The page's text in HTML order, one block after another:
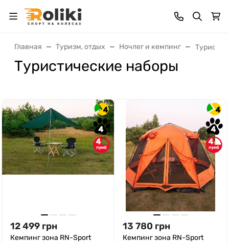
Главная Туризм, отдых Ночлег и кемпинг
Туристические наборы
4
4
4
12 499 грн
Кемпинг зона RN-Sport
4
4
4
13 780 грн
Кемпинг зона RN-Sport